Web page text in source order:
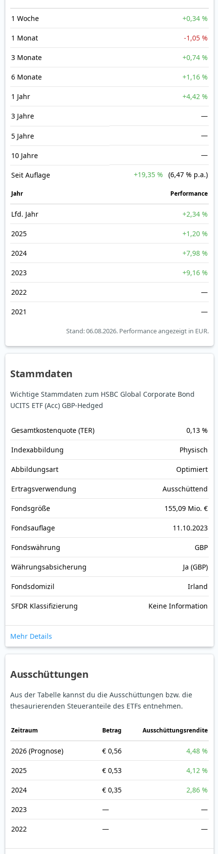
1 Woche +0,34 %
1 Monat -1,05 %
3 Monate +0,74 %
6 Monate +1,16 %
1 Jahr +4,42 %
3 Jahre —
5 Jahre —
10 Jahre —
Seit Auflage +19,35 % (6,47 % p.a.)
Jahr Perfor­mance
Lfd. Jahr +2,34 %
2025 +1,20 %
2024 +7,98 %
2023 +9,16 %
2022 —
2021 —
Stand: 06.08.2026. Performance angezeigt in EUR.
Stammdaten
Wichtige Stammdaten zum HSBC Global Corporate Bond
UCITS ETF (Acc) GBP-Hedged
Gesamt­kosten­quote (TER) 0,13 %
Index­abbildung Physisch
Abbildungs­art Optimiert
Ertrags­verwendung Ausschüttend
Fonds­größe 155,09 Mio. €
Fonds­auflage 11.10.2023
Fonds­währung GBP
Währungsabsicherung Ja (GBP)
Fondsdomizil Irland
SFDR Klassifizierung Keine Information
Mehr Details
Ausschüttungen
Aus der Tabelle kannst du die Ausschüttungen bzw. die
thesaurierenden Steueranteile des ETFs entnehmen.
Zeitraum Betrag Ausschüttungsrendite
2026 (Prognose) € 0,56 4,48 %
2025 € 0,53 4,12 %
2024 € 0,35 2,86 %
2023 — —
2022 — —